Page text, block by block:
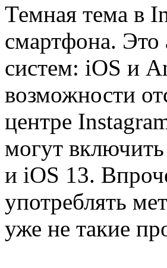
Темная тема в
смартфона. Это
систем: iOS и
возможности
центре
могут
и iOS 13.
употреблять
уже не такие